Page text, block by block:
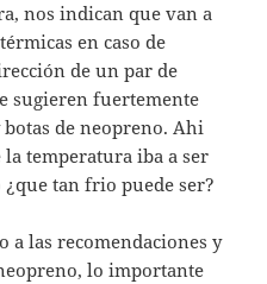
nos indican que van a
en caso de
de un par de
sugieren fuertemente
de neopreno. Ahi
temperatura iba a ser
tan frio puede ser?
a las recomendaciones y
lo importante